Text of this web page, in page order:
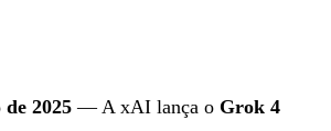
de 2025 — A xAI lança o Grok 4